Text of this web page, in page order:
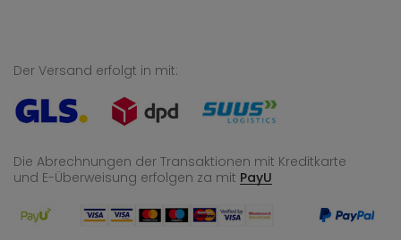
Der Versand erfolgt in mit:
Die Abrechnungen der Transaktionen mit Kreditkarte
und E-Überweisung erfolgen za mit PayU